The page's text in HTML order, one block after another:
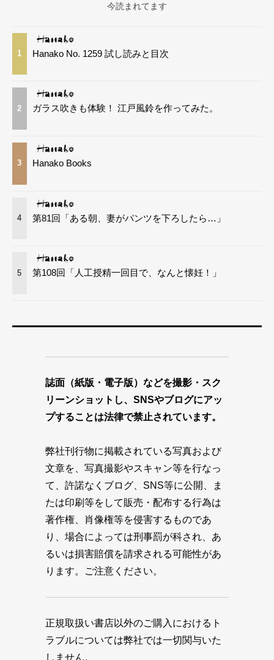
今読まれてます
1 Hanako No. 1259 試し読みと目次
2 ガラス吹きも体験！ 江戸風鈴を作ってみた。
3 Hanako Books
4 第81回「ある朝、妻がパンツを下ろしたら…」
5 第108回「人工授精一回目で、なんと懐妊！」
誌面（紙版・電子版）などを撮影・スク
リーンショットし、SNSやブログにアッ
プすることは法律で禁止されています。
弊社刊行物に掲載されている写真および
文章を、写真撮影やスキャン等を行なっ
て、許諾なくブログ、SNS等に公開、ま
たは印刷等をして販売・配布する行為は
著作権、肖像権等を侵害するものであ
り、場合によっては刑事罰が科され、あ
るいは損害賠償を請求される可能性があ
ります。ご注意ください。
正規取扱い書店以外のご購入におけるト
ラブルについては弊社では一切関与いた
しません。